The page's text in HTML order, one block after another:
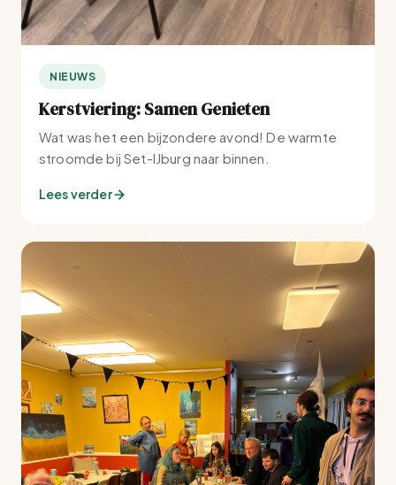
NIEUWS
Kerstviering: Samen Genieten
Wat was het een bijzondere avond! De warmte
stroomde bij Set-IJburg naar binnen.
Lees verder